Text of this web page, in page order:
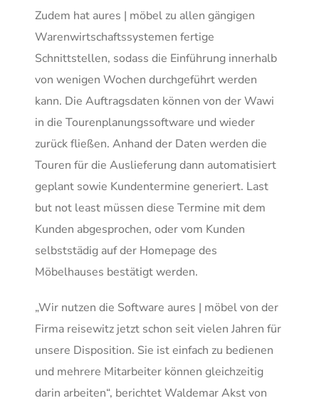
Zudem hat aures | möbel zu allen gängigen
Warenwirtschaftssystemen fertige
Schnittstellen, sodass die Einführung innerhalb
von wenigen Wochen durchgeführt werden
kann. Die Auftragsdaten können von der Wawi
in die Tourenplanungssoftware und wieder
zurück fließen. Anhand der Daten werden die
Touren für die Auslieferung dann automatisiert
geplant sowie Kundentermine generiert. Last
but not least müssen diese Termine mit dem
Kunden abgesprochen, oder vom Kunden
selbststädig auf der Homepage des
Möbelhauses bestätigt werden.
„Wir nutzen die Software aures | möbel von der
Firma reisewitz jetzt schon seit vielen Jahren für
unsere Disposition. Sie ist einfach zu bedienen
und mehrere Mitarbeiter können gleichzeitig
darin arbeiten“, berichtet Waldemar Akst von